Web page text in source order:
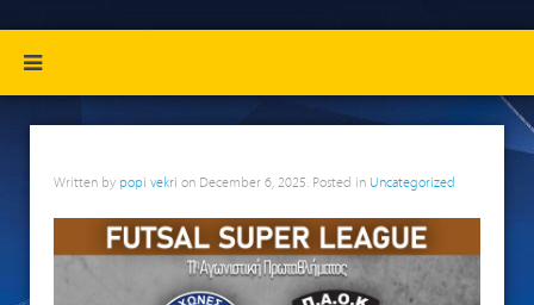
Written by popi vekri on December 6, 2025. Posted in Uncategorized